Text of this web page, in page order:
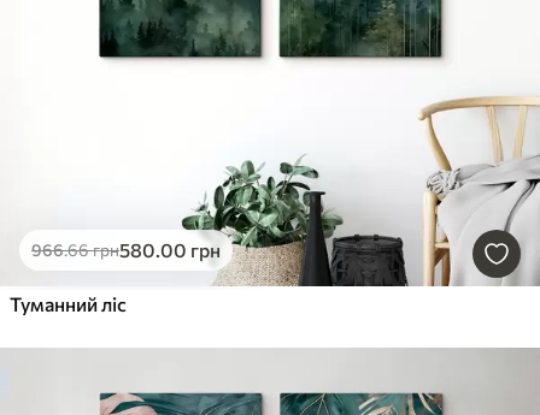
966.66грн580.00 грн
Туманний ліс